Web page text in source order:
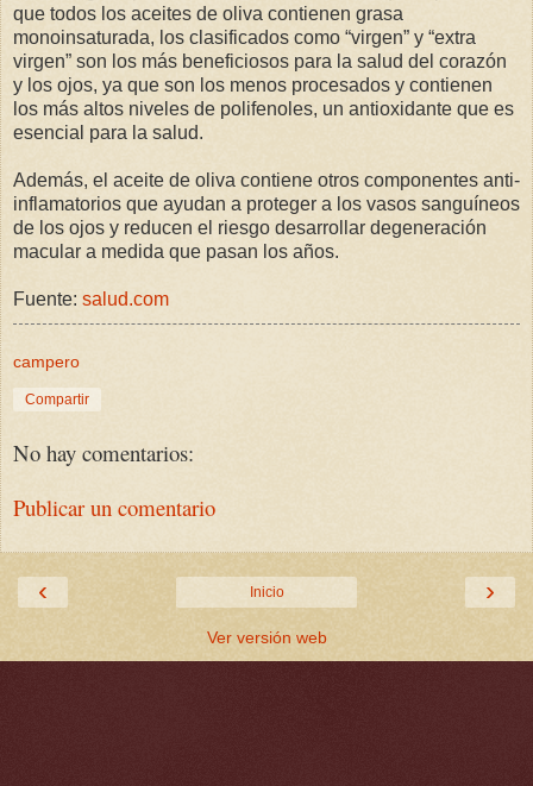
que todos los aceites de oliva contienen grasa
monoinsaturada, los clasificados como “virgen” y “extra
virgen” son los más beneficiosos para la salud del corazón
y los ojos, ya que son los menos procesados y contienen
los más altos niveles de polifenoles, un antioxidante que es
esencial para la salud.
Además, el aceite de oliva contiene otros componentes anti-
inflamatorios que ayudan a proteger a los vasos sanguíneos
de los ojos y reducen el riesgo desarrollar degeneración
macular a medida que pasan los años.
Fuente: salud.com
campero
Compartir
No hay comentarios:
Publicar un comentario
‹ ›
Inicio
Ver versión web